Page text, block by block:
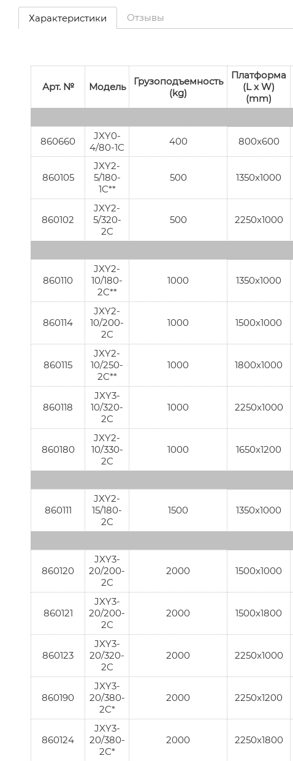
Характеристики Отзывы
Арт. № Модель
Грузоподъемность
(kg)
Платформа
(L x W)
(mm)
860660
JXY0-
4/80-1C
400 800x600
860105
JXY2-
5/180-
1C**
500 1350x1000
860102
JXY2-
5/320-
2C
500 2250x1000
860110
JXY2-
10/180-
2C**
1000 1350x1000
860114
JXY2-
10/200-
2C
1000 1500x1000
860115
JXY2-
10/250-
2C**
1000 1800x1000
860118
JXY3-
10/320-
2C
1000 2250x1000
860180
JXY2-
10/330-
2C
1000 1650x1200
860111
JXY2-
15/180-
2C
1500 1350x1000
860120
JXY3-
20/200-
2C
2000 1500x1000
860121
JXY3-
20/200-
2C
2000 1500x1800
860123
JXY3-
20/320-
2C
2000 2250x1000
860190
JXY3-
20/380-
2C*
2000 2250x1200
860124
JXY3-
20/380-
2C*
2000 2250x1800